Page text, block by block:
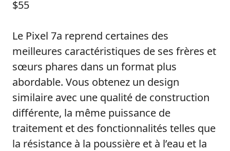
$55
Le Pixel 7a reprend certaines des
meilleures caractéristiques de ses frères et
sœurs phares dans un format plus
abordable. Vous obtenez un design
similaire avec une qualité de construction
différente, la même puissance de
traitement et des fonctionnalités telles que
la résistance à la poussière et à l’eau et la